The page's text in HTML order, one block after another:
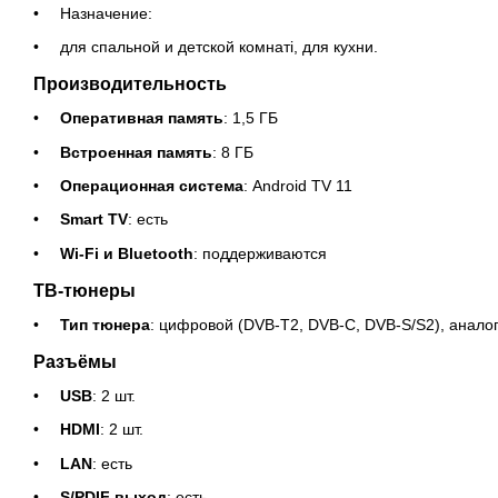
Назначение:
для спальной и детской комнаті, для кухни.
Производительность
Оперативная память: 1,5 ГБ
Встроенная память: 8 ГБ
Операционная система: Android TV 11
Smart TV: есть
Wi-Fi и Bluetooth: поддерживаются
ТВ-тюнеры
Тип тюнера: цифровой (DVB-T2, DVB-C, DVB-S/S2),
Разъёмы
USB: 2 шт.
HDMI: 2 шт.
LAN: есть